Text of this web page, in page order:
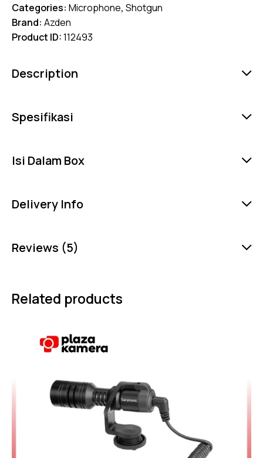
Categories: Microphone, Shotgun
Brand: Azden
Product ID:112493
Description
Spesifikasi
Isi Dalam Box
Delivery Info
Reviews (5)
Related products